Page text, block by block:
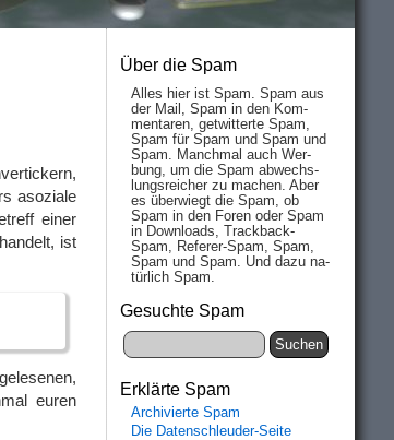
asoziale
einer
ist
euren
Über die Spam
Alles hier ist Spam. Spam aus
der Mail, Spam in den Kom­
men­taren, ge­twit­ter­te Spam,
Spam für Spam und Spam und
Spam. Manch­mal auch Wer­
bung, um die Spam ab­wechs­
lungs­reich­er zu mach­en. Aber
es über­wiegt die Spam, ob
Spam in den Fo­ren oder Spam
in Down­loads, Track­back-
Spam, Re­fe­rer-Spam, Spam,
Spam und Spam. Und da­zu na­
tür­lich Spam.
Gesuchte Spam
Erklärte Spam
Archivierte Spam
Die Datenschleuder-Seite